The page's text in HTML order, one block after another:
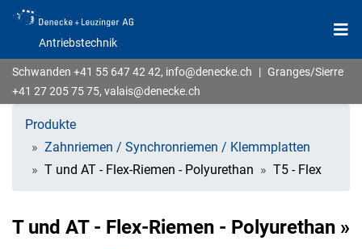
Antriebstechnik
Schwanden +41 55 647 42 42, info@denecke.ch | Granges/Sierre
+41 27 205 75 75, valais@denecke.ch
Produkte
Zahnriemen / Synchronriemen / Klemmplatten
T und AT - Flex-Riemen - Polyurethan
T5 - Flex
T und AT - Flex-Riemen - Polyurethan »